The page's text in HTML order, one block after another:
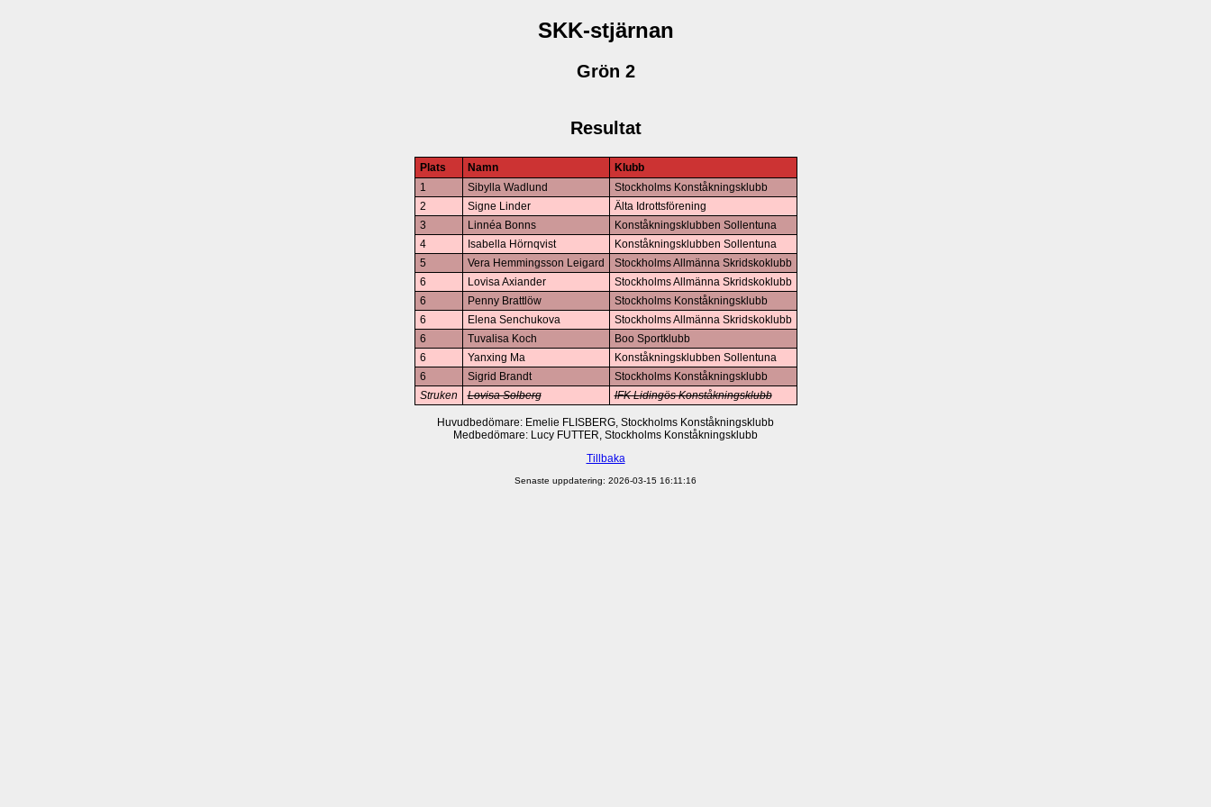
SKK-stjärnan
Grön 2
Resultat
Plats Namn
Klubb
1
Sibylla Wadlund
Stockholms Konståkningsklubb
2
Signe Linder
Älta Idrottsförening
3
Linnéa Bonns
Konståkningsklubben Sollentuna
4
Isabella Hörnqvist
Konståkningsklubben Sollentuna
5
Vera Hemmingsson Leigard
Stockholms Allmänna Skridskoklubb
6
Lovisa Axiander
Stockholms Allmänna Skridskoklubb
6
Penny Brattlöw
Stockholms Konståkningsklubb
6
Elena Senchukova
Stockholms Allmänna Skridskoklubb
6
Tuvalisa Koch
Boo Sportklubb
6
Yanxing Ma
Konståkningsklubben Sollentuna
6
Sigrid Brandt
Stockholms Konståkningsklubb
Struken
Lovisa Solberg IFK Lidingös Konståkningsklubb
Huvudbedömare: Emelie FLISBERG, Stockholms Konståkningsklubb
Medbedömare: Lucy FUTTER, Stockholms Konståkningsklubb
Tillbaka
Senaste uppdatering: 2026-03-15 16:11:16